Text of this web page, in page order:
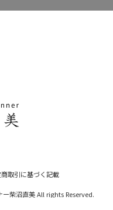
取引に基づく記載
柴沼直美 All rights Reserved.